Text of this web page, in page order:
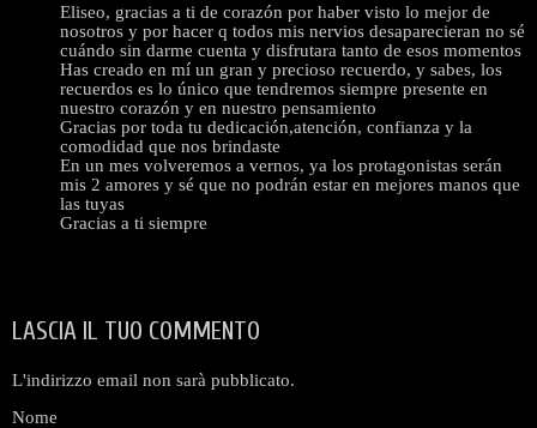
Eliseo, gracias a ti de corazón por haber visto lo mejor de
nosotros y por hacer q todos mis nervios desaparecieran no sé
cuándo sin darme cuenta y disfrutara tanto de esos momentos
Has creado en mí un gran y precioso recuerdo, y sabes, los
recuerdos es lo único que tendremos siempre presente en
nuestro corazón y en nuestro pensamiento
Gracias por toda tu dedicación,atención, confianza y la
comodidad que nos brindaste
En un mes volveremos a vernos, ya los protagonistas serán
mis 2 amores y sé que no podrán estar en mejores manos que
las tuyas
Gracias a ti siempre
LASCIA IL TUO COMMENTO
L'indirizzo email non sarà pubblicato.
Nome